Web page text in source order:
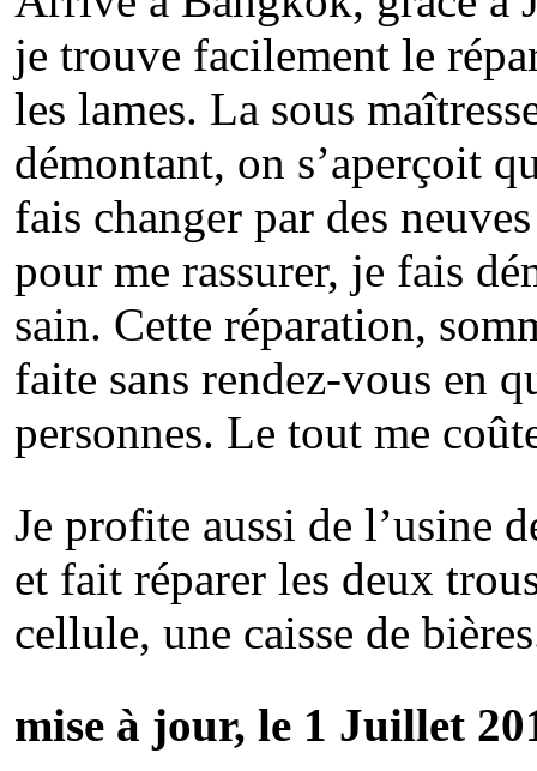
je trouve facilement le
les lames. La sous
démontant, on s’aperçoit
fais changer par des
pour me rassurer, je fais
sain. Cette réparation,
faite sans rendez-vous en
personnes. Le tout me
Je profite aussi de l’usine
et fait réparer les deux
cellule, une caisse de
mise à jour, le 1 Juillet